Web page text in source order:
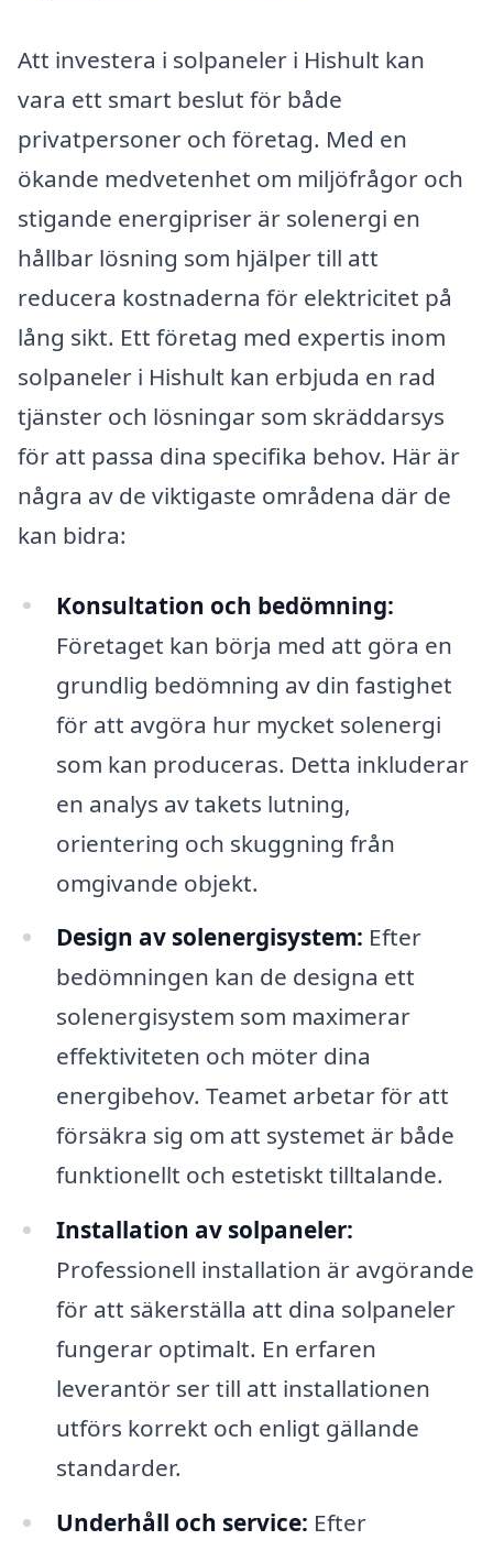
Att investera i solpaneler i Hishult kan
vara ett smart beslut för både
privatpersoner och företag. Med en
ökande medvetenhet om miljöfrågor och
stigande energipriser är solenergi en
hållbar lösning som hjälper till att
reducera kostnaderna för elektricitet på
lång sikt. Ett företag med expertis inom
solpaneler i Hishult kan erbjuda en rad
tjänster och lösningar som skräddarsys
för att passa dina specifika behov. Här är
några av de viktigaste områdena där de
kan bidra:
Konsultation och bedömning:
Företaget kan börja med att göra en
grundlig bedömning av din fastighet
för att avgöra hur mycket solenergi
som kan produceras. Detta inkluderar
en analys av takets lutning,
orientering och skuggning från
omgivande objekt.
Design av solenergisystem: Efter
bedömningen kan de designa ett
solenergisystem som maximerar
effektiviteten och möter dina
energibehov. Teamet arbetar för att
försäkra sig om att systemet är både
funktionellt och estetiskt tilltalande.
Installation av solpaneler:
Professionell installation är avgörande
för att säkerställa att dina solpaneler
fungerar optimalt. En erfaren
leverantör ser till att installationen
utförs korrekt och enligt gällande
standarder.
Underhåll och service: Efter